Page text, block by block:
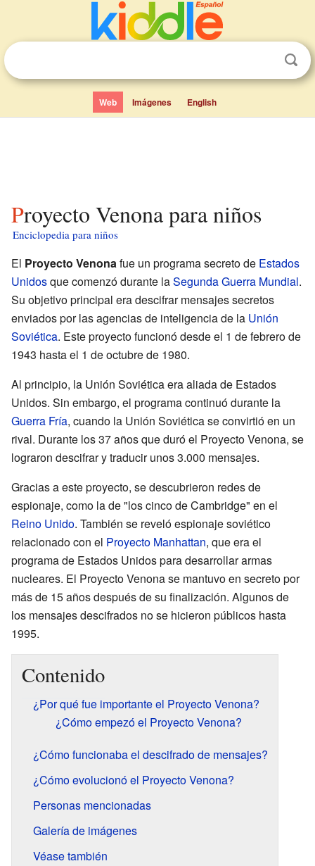
Web Imágenes English
Proyecto Venona para niños
Enciclopedia para niños
El Proyecto Venonafue un programa secreto de Estados
Unidosque comenzó durante laSegunda Guerra Mundial.
Su objetivo principal era descifrar mensajes secretos
enviados por las agencias de inteligencia de la Unión
Soviética. Este proyecto funcionó desde el 1 de febrero de
1943 hasta el 1 de octubre de 1980.
Al principio, la Unión Soviética era aliada de Estados
Unidos. Sin embargo, el programa continuó durante la
Guerra Fría, cuando la Unión Soviética se convirtió en un
rival. Durante los 37 años que duró el Proyecto Venona, se
lograron descifrar y traducir unos 3.000 mensajes.
Gracias a este proyecto, se descubrieron redes de
espionaje, como la de "los cinco de Cambridge" en el
Reino Unido. También se reveló espionaje soviético
relacionado con el Proyecto Manhattan, que era el
programa de Estados Unidos para desarrollar armas
nucleares. El Proyecto Venona se mantuvo en secreto por
más de 15 años después de su finalización. Algunos de
los mensajes descifrados no se hicieron públicos hasta
1995.
Contenido
¿Por qué fue importante el Proyecto Venona?
¿Cómo empezó el Proyecto Venona?
¿Cómo funcionaba el descifrado de mensajes?
¿Cómo evolucionó el Proyecto Venona?
Personas mencionadas
Galería de imágenes
Véase también